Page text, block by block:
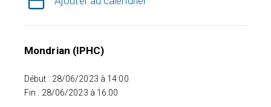
Mondrian (IPHC)
Début : 28/06/2023 à 14:00
Fin : 28/06/2023 à 16:00